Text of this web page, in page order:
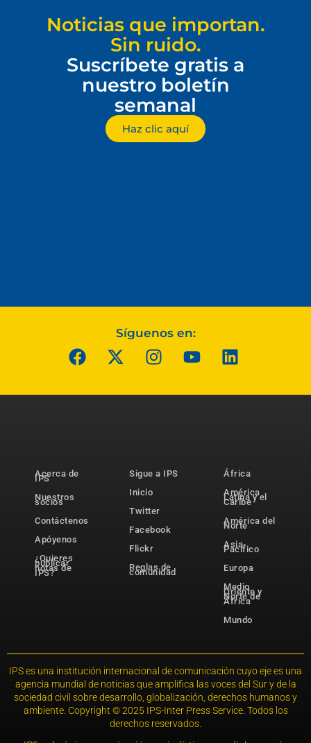
Noticias que importan.
Sin ruido.
Suscríbete gratis a
nuestro boletín
semanal
Haz clic aquí
Síguenos en:
Acerca de
IPS
Nuestros
socios
Contáctenos
Apóyenos
¿Quieres
publicar
notas de
IPS?
Sigue a IPS
Inicio
Twitter
Facebook
Flickr
Reglas de
comunidad
África
América
Latina y el
Caribe
América del
Norte
Asia-
Pacífico
Europa
Medio
Oriente y
Norte de
África
Mundo
IPS es una institución internacional de comunicación cuyo eje es una
agencia mundial de noticias que amplifica las voces del Sur y de la
sociedad civil sobre desarrollo, globalización, derechos humanos y
ambiente. Copyright © 2025 IPS-Inter Press Service. Todos los
derechos reservados.